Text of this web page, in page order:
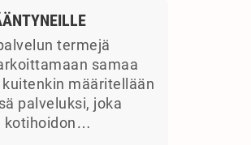
termejä
samaa
määritellään
palveluksi, joka
kotihoidon…